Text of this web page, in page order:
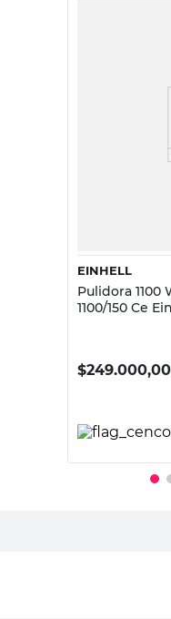
EINHELL
Pulidora 1100
1100/150 Ce
$249.000,00